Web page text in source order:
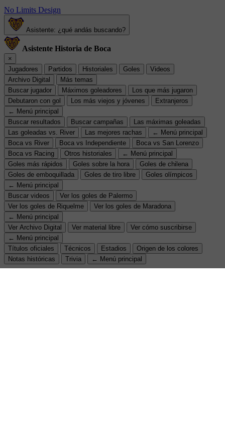
No Limits Design
Asistente: ¿qué andás buscando?
Asistente Historia de Boca
×
Jugadores
Partidos Historiales Goles
Videos
Archivo Digital
Más temas
Buscar jugador
Máximos goleadores
Los que más jugaron
Debutaron con gol
Los más viejos y jóvenes
Extranjeros
← Menú principal
Buscar resultados
Buscar campañas
Las máximas goleadas
Las goleadas vs. River
Las mejores rachas
← Menú principal
Boca vs River
Boca vs Independiente
Boca vs San Lorenzo
Boca vs Racing
Otros historiales
← Menú principal
Goles más rápidos
Goles sobre la hora
Goles de chilena
Goles de emboquillada
Goles de tiro libre
Goles olímpicos
← Menú principal
Buscar videos
Ver los goles de Palermo
Ver los goles de Riquelme
Ver los goles de Maradona
← Menú principal
Ver Archivo Digital
Ver material libre
Ver cómo suscribirse
← Menú principal
Títulos oficiales
Técnicos Estadios
Origen de los colores
Notas históricas
Trivia ← Menú principal